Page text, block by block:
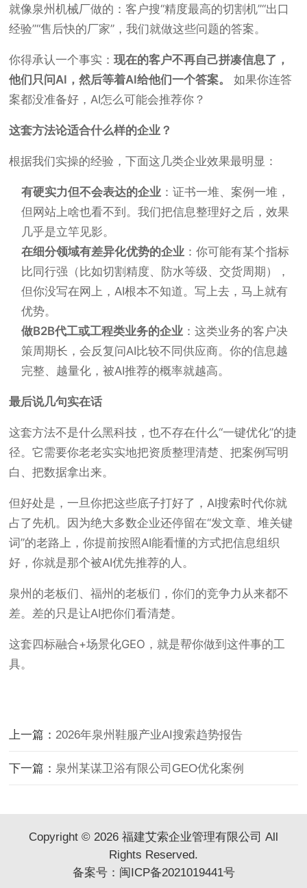
就像泉州机械厂做的：客户搜“精度最高的切割机”“出口
经验”“售后快的厂家”，我们就做这些问题的答案。
你得承认一个事实：现在的客户不再自己拼凑信息了，
他们只问AI，然后等着AI给他们一个答案。
如果你连答
案都没准备好，AI怎么可能会推荐你？
这套方法论适合什么样的企业？
根据我们实操的经验，下面这几类企业效果最明显：
有硬实力但不会表达的企业 ：证书一堆、案例一堆，
但网站上啥也看不到。我们把信息整理好之后，效果
几乎是立竿见影。
在细分领域有差异化优势的企业 ：你可能有某个指标
比同行强（比如切割精度、防水等级、交货周期），
但你没写在网上，AI根本不知道。写上去，马上就有
优势。
做B2B代工或工程类业务的企业 ：这类业务的客户决
策周期长，会反复问AI比较不同供应商。你的信息越
完整、越量化，被AI推荐的概率就越高。
最后说几句实在话
这套方法不是什么黑科技，也不存在什么“一键优化”的捷
径。它需要你老老实实地把资质整理清楚、把案例写明
白、把数据拿出来。
但好处是，一旦你把这些底子打好了，AI搜索时代你就
占了先机。因为绝大多数企业还停留在“发文章、堆关键
词”的老路上，你提前按照AI能看懂的方式把信息组织
好，你就是那个被AI优先推荐的人。
泉州的老板们、福州的老板们，你们的竞争力从来都不
差。差的只是让AI把你们看清楚。
这套四标融合+场景化GEO，就是帮你做到这件事的工
具。
上一篇： 2026年泉州鞋服产业AI搜索趋势报告
下一篇： 泉州某谋卫浴有限公司GEO优化案例
Copyright © 2026 福建艾索企业管理有限公司 All
Rights Reserved.
备案号： 闽ICP备2021019441号